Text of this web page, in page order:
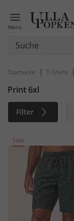
Menü
Startseite | T-Shirts |
Print 6xl
Filter
Material
Sale